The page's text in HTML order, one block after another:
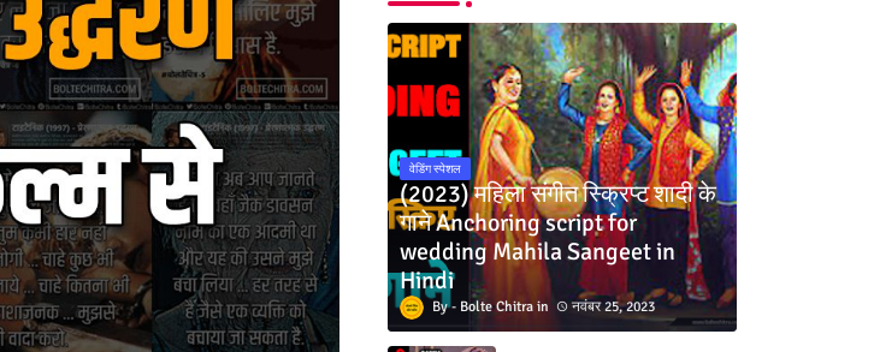
वेडिंग स्पेशल
(2023) महिला संगीत स्क्रिप्ट शादी के
गाने Anchoring script for
wedding Mahila Sangeet in
Hindi
Bolte Chitra नवंबर 25, 2023